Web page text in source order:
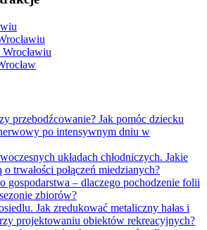
przebodźcowanie? Jak pomóc dziecku
po intensywnym dniu w
układach chłodniczych. Jakie
trwałości połączeń miedzianych?
gospodarstwa – dlaczego pochodzenie folii
zbiorów?
Jak zredukować metaliczny hałas i
projektowaniu obiektów rekreacyjnych?